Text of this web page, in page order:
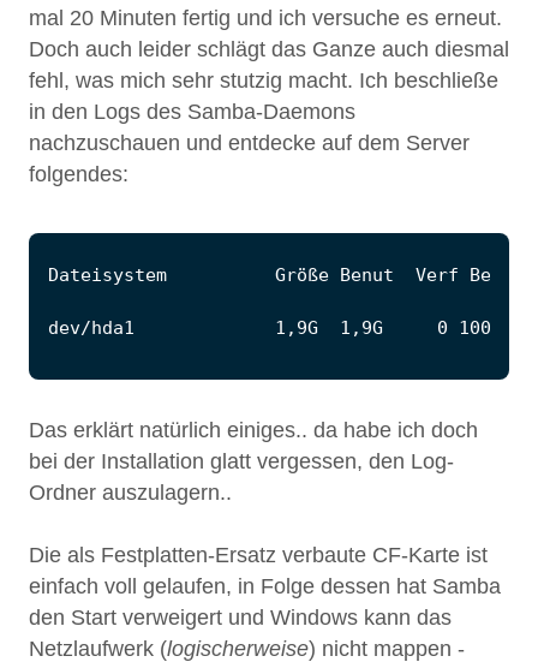
mal 20 Minuten fertig und ich versuche es erneut.
Doch auch leider schlägt das Ganze auch diesmal
fehl, was mich sehr stutzig macht. Ich beschließe
in den Logs des Samba-Daemons
nachzuschauen und entdecke auf dem Server
folgendes:
Das erklärt natürlich einiges.. da habe ich doch
bei der Installation glatt vergessen, den Log-
Ordner auszulagern..
Die als Festplatten-Ersatz verbaute CF-Karte ist
einfach voll gelaufen, in Folge dessen hat Samba
den Start verweigert und Windows kann das
Netzlaufwerk (logischerweise) nicht mappen -